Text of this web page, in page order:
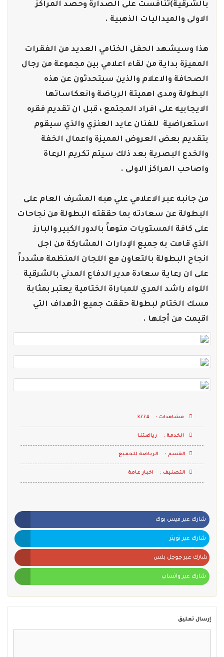
بالشرقية)تنافست على الصدارة وحصد المراكز
الاولى والميداليات الذهبية .
هذا وسيشهد الحفل الختامي العديد من الفقرات
المميزة بداية من لقاء اعلامي بين مجموعة من رجال
الصحافة والاعلام والذين سيتحدثون عن هذه
البطولة ومدى اهميتة الرياضة وانعكاساتها
الايجابيه على افراد المجتمع ، قبل ان تقديم فقره
استعراضية للفنان عايد العنزي والذي سيقوم
بتقديم بعض العروض المميزة واعمال الخفة
والخدع البصرية بعد ذلك سيتم تكريم الرعاة
واصاحب المراكز الاولى .
من جانبه عبر الاعلامي علي هبه المشرف العام على
البطولة عن سعادته بما حققته البطولة من نجاحات
على كافة المستويات منوهاً بالدور الكبير والبارز
الذي قامت به جميع الإدارات المشاركة من اجل
انجاح البطولة بالتعاون مع اللجان المنظمة مشدداً
على ان رعاية سعادة مدير الدفاع المدني بالشرقية
اللواء راشد المري للمباراة الختامية يعتبر بمثابة
مسك الختام لبطولة حققت جميع الأهداف التي
اقيمت من أجلها .
مشاهدات : 3774
الخدمة : رياضتنـا
القسم : الرياضة للجميع
التصنيف : اخبار عامة
شارك عبر فيس بوك
شارك عبر تويتر
شارك عبر جوجل بلس
شارك عبر واتساب
إرسال تعليق